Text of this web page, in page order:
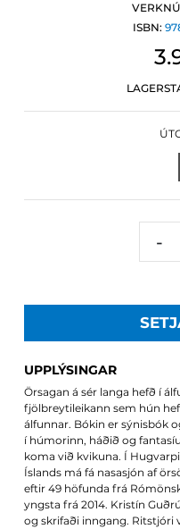
ISBN:
-
UPPLÝSINGAR
Örsagan á sér langa hefð í
fjölbreytileikann sem hún
álfunnar. Bókin er sýnisbók
í húmorinn, háðið og
koma við kvikuna. Í
Íslands má fá nasasjón af
eftir 49 höfunda frá
yngsta frá 2014. Kristín
og skrifaði inngang. Ritstjóri